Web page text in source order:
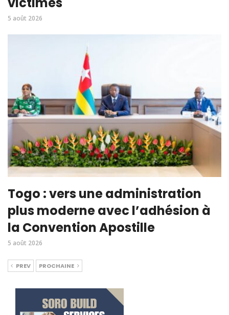
5 août 2026
Togo : vers une administration
plus moderne avec l’adhésion à
la Convention Apostille
5 août 2026
PREV PROCHAINE